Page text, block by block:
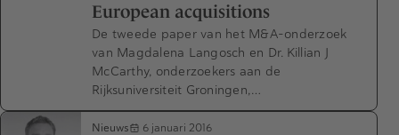
European acquisitions
De tweede paper van het M&A-onderzoek
van Magdalena Langosch en Dr. Killian J
McCarthy, onderzoekers aan de
Rijksuniversiteit Groningen,…
Nieuws 6 januari 2016